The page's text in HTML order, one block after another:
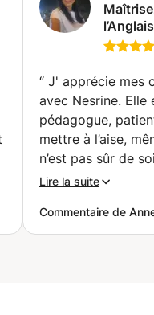
Maîtrisez
avec
les
“ J' apprécie mes
avec Nesrine. Elle
pédagogue,
mettre à l’aise,
n’est pas sûr de
explications sont
interactifs, ce qui
l’apprentissage
Lire la suite
Commentaire de